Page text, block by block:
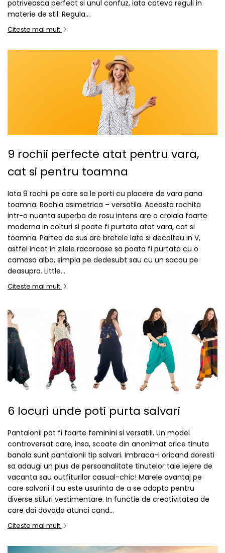
potriveasca perfect si unul confuz, iata cateva reguli in
materie de stil: Regula...
Citeste mai mult
9 rochii perfecte atat pentru vara,
cat si pentru toamna
Iata 9 rochii pe care sa le porti cu placere de vara pana
toamna: Rochia asimetrica – versatila. Aceasta rochita
intr-o nuanta superba de rosu intens are o croiala foarte
moderna in colturi si poate fi purtata atat vara, cat si
toamna. Partea de sus are bretele late si decolteu in V,
astfel incat in zilele racoroase sa poata fi purtata cu o
camasa alba, simpla pe dedesubt sau cu un sacou pe
deasupra. Little...
Citeste mai mult
6 locuri unde poti purta salvari
Pantalonii pot fi foarte feminini si versatili. Un model
controversat care, insa, scoate din anonimat orice tinuta
banala sunt pantalonii tip salvari. Imbraca-i oricand doresti
sa adaugi un plus de persoanalitate tinutelor tale lejere de
vacanta sau outfiturilor casual-chic! Marele avantaj pe
care salvarii il au este usurinta de a se adapta pentru
diverse stiluri vestimentare. In functie de creativitatea de
care dai dovada atunci cand...
Citeste mai mult